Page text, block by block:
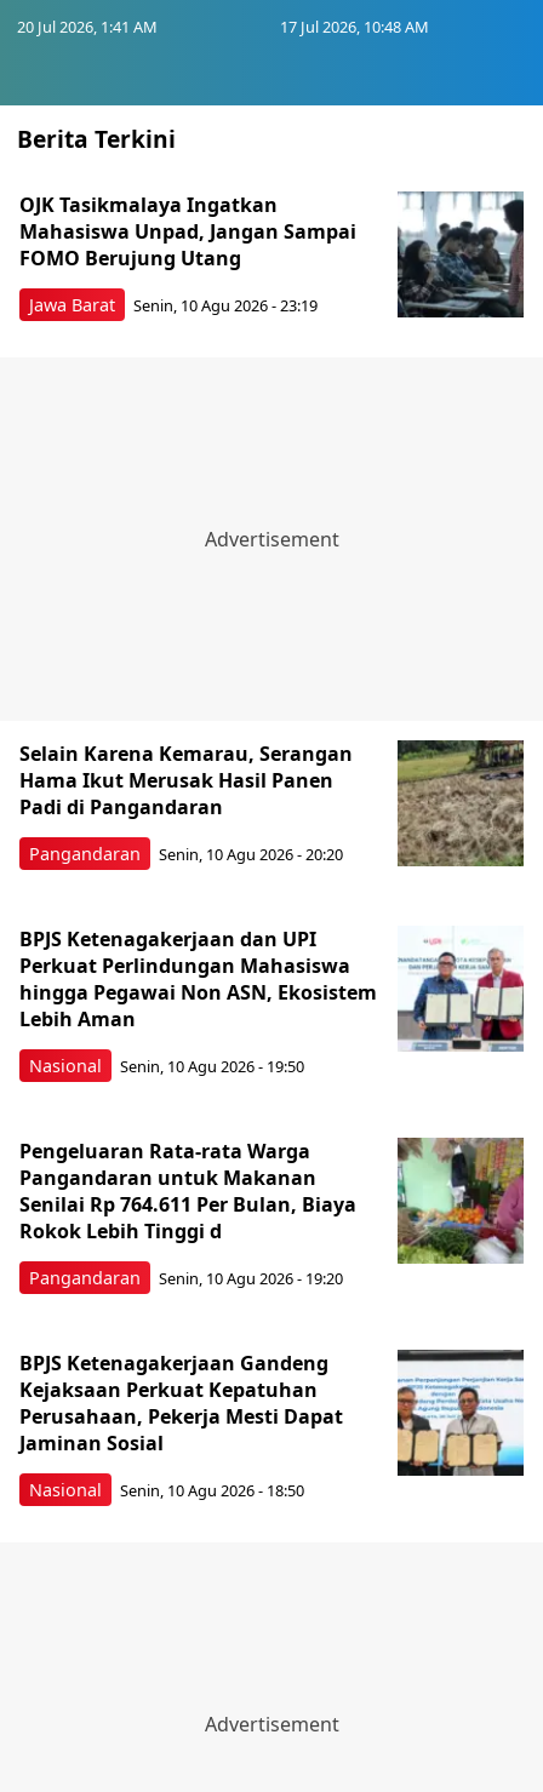
20 Jul 2026, 1:41 AM 17 Jul 2026, 10:48 AM
Berita Terkini
Jawa Barat
OJK Tasikmalaya Ingatkan
Mahasiswa Unpad, Jangan Sampai
FOMO Berujung Utang
Senin, 10 Agu 2026 - 23:19
Pangandaran
Selain Karena Kemarau, Serangan
Hama Ikut Merusak Hasil Panen
Padi di Pangandaran
Senin, 10 Agu 2026 - 20:20
Nasional
BPJS Ketenagakerjaan dan UPI
Perkuat Perlindungan Mahasiswa
hingga Pegawai Non ASN, Ekosistem
Lebih Aman
Senin, 10 Agu 2026 - 19:50
Pangandaran
Pengeluaran Rata-rata Warga
Pangandaran untuk Makanan
Senilai Rp 764.611 Per Bulan, Biaya
Rokok Lebih Tinggi d
Senin, 10 Agu 2026 - 19:20
Nasional
BPJS Ketenagakerjaan Gandeng
Kejaksaan Perkuat Kepatuhan
Perusahaan, Pekerja Mesti Dapat
Jaminan Sosial
Senin, 10 Agu 2026 - 18:50